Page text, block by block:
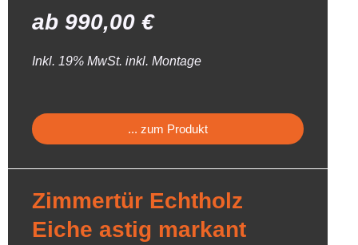
ab 990,00 €
Inkl. 19% MwSt. inkl. Montage
... zum Produkt
Zimmertür Echtholz
Eiche astig markant